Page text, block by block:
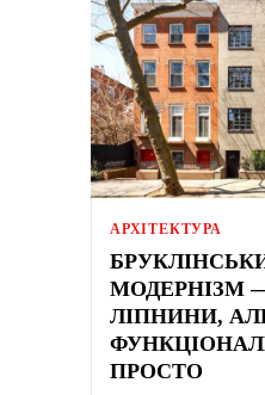
АРХІТЕКТУРА
МОДЕРНІЗМ
ЛІПНИНИ,
ПРОСТО